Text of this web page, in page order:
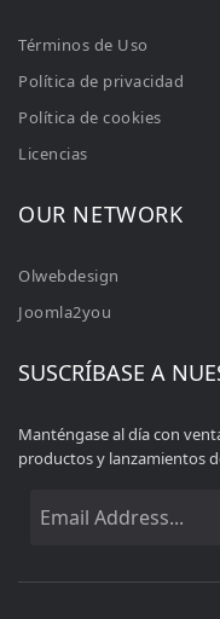
Términos de Uso
Política de privacidad
Política de cookies
Licencias
OUR NETWORK
Olwebdesign
Joomla2you
SUSCRÍBASE A
Manténgase al día con
productos y lanzamientos